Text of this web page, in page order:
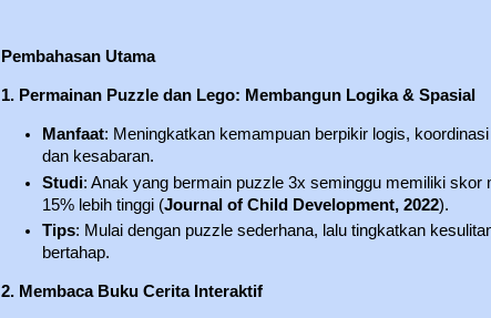
Pembahasan Utama
1. Permainan Puzzle dan Lego: Membangun Logika & Spasial
Manfaat: Meningkatkan kemampuan berpikir logis,
dan kesabaran.
Studi: Anak yang bermain puzzle 3x seminggu memiliki skor
15% lebih tinggi (Journal of Child Development, 2022).
Tips: Mulai dengan puzzle sederhana, lalu tingkatkan
bertahap.
2. Membaca Buku Cerita Interaktif